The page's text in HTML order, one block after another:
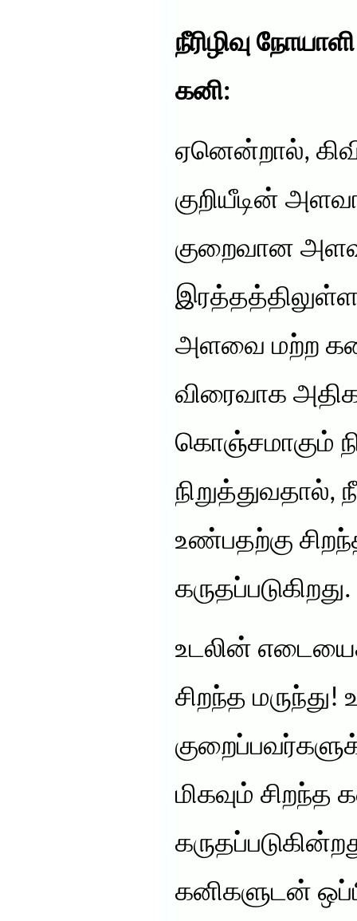
நீரிழிவு
கனி:
ஏனென்றால்,
குறியீடின்
குறைவான
அளவை மற்ற
விரைவாக
கொஞ்சமாகும்
நிறுத்துவதால்,
உண்பதற்கு
கருதப்படுகிறது.
உடலின்
சிறந்த
மிகவும் சிறந்த
கனிகளுடன்